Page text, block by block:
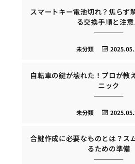
スマートキー電池切れ？焦らず
る交換手順と注
未分類
自転車の鍵が壊れた！プロが教
ニック
未分類
合鍵作成に必要なものとは？ス
るための準備